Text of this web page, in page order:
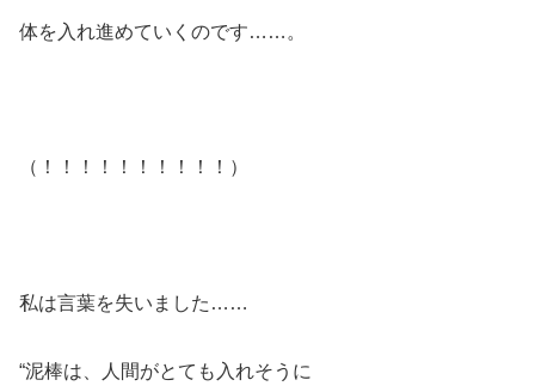
体を入れ進めていくのです……。
（！！！！！！！！！！）
私は言葉を失いました……
“泥棒は、人間がとても入れそうに